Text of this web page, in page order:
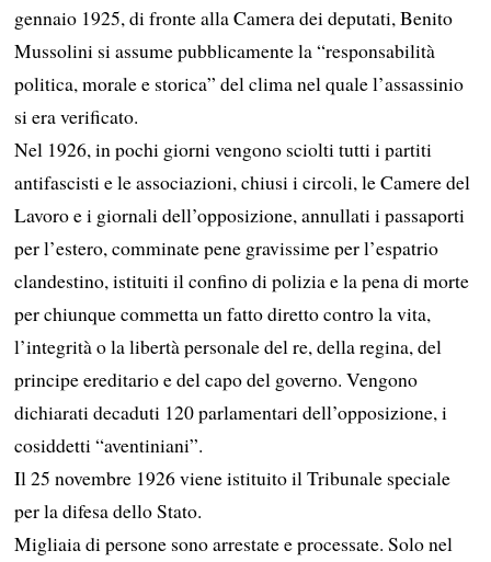
gennaio 1925, di fronte alla Camera dei deputati, Benito
Mussolini si assume pubblicamente la “responsabilità
politica, morale e storica” del clima nel quale l’assassinio
si era verificato.
Nel 1926, in pochi giorni vengono sciolti tutti i partiti
antifascisti e le associazioni, chiusi i circoli, le Camere del
Lavoro e i giornali dell’opposizione, annullati i passaporti
per l’estero, comminate pene gravissime per l’espatrio
clandestino, istituiti il confino di polizia e la pena di morte
per chiunque commetta un fatto diretto contro la vita,
l’integrità o la libertà personale del re, della regina, del
principe ereditario e del capo del governo. Vengono
dichiarati decaduti 120 parlamentari dell’opposizione, i
cosiddetti “aventiniani”.
Il 25 novembre 1926 viene istituito il Tribunale speciale
per la difesa dello Stato.
Migliaia di persone sono arrestate e processate. Solo nel